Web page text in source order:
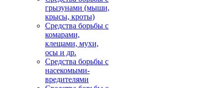
грызунами (мыши,
крысы, кроты)
Средства борьбы с
комарами,
клещами, мухи,
осы и др.
Средства борьбы с
насекомыми-
вредителями